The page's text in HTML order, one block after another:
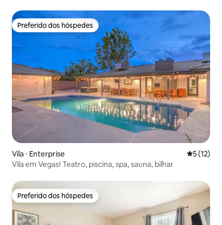
Preferido dos hóspedes
Preferido dos hóspedes
Vila ⋅ Enterprise 5 de uma
5 (12)
Vila em Vegas! Teatro, piscina, spa, sauna, bilhar
Preferido dos hóspedes
Preferido dos hóspedes